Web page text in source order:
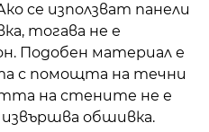
се използват панели
тогава не е
Подобен материал е
с помощта на течни
на стените не е
обшивка.